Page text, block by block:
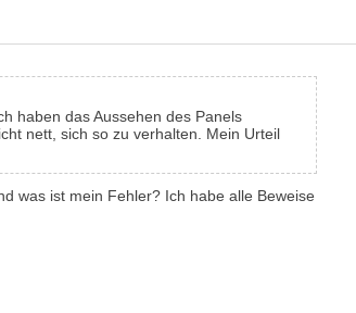
haben das Aussehen des Panels
nett, sich so zu verhalten. Mein Urteil
was ist mein Fehler? Ich habe alle Beweise